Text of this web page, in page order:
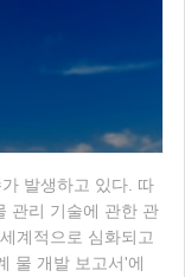
발생하고 있다. 따
관리 기술에 관한 관
계적으로 심화되고
물 개발 보고서'에